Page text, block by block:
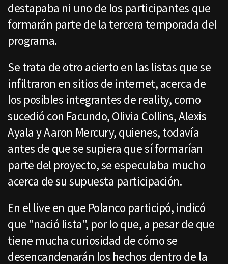
destapaba ni uno de los participantes que
formarán parte de la tercera temporada del
programa.
Se trata de otro acierto en las listas que se
infiltraron en sitios de internet, acerca de
los posibles integrantes de reality, como
sucedió con Facundo, Olivia Collins, Alexis
Ayala y Aaron Mercury, quienes, todavía
antes de que se supiera que sí formarían
parte del proyecto, se especulaba mucho
acerca de su supuesta participación.
En el live en que Polanco participó, indicó
que "nació lista", por lo que, a pesar de que
tiene mucha curiosidad de cómo se
desencandenarán los hechos dentro de la